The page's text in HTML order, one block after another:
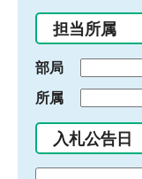
入
力
担当所属
部局
所属
入札公告日